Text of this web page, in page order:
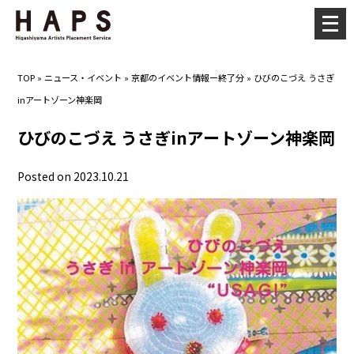
TOP » ニュース・イベント »京都のイベント情報ー終了分 » ひびのこづえ うさぎ
inアートゾーン神楽岡
ひびのこづえ うさぎinアートゾーン神楽岡
Posted on 2023.10.21
メ
ニ
ー
開